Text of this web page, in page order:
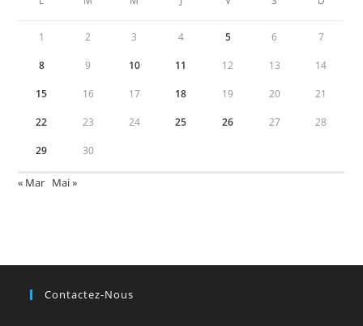
1 2 3 4 5 6 7
8 9 10 11 12 13 14
15 16 17 18 19 20 21
22 23 24 25 26 27 28
29 30
« Mar Mai »
Contactez-Nous